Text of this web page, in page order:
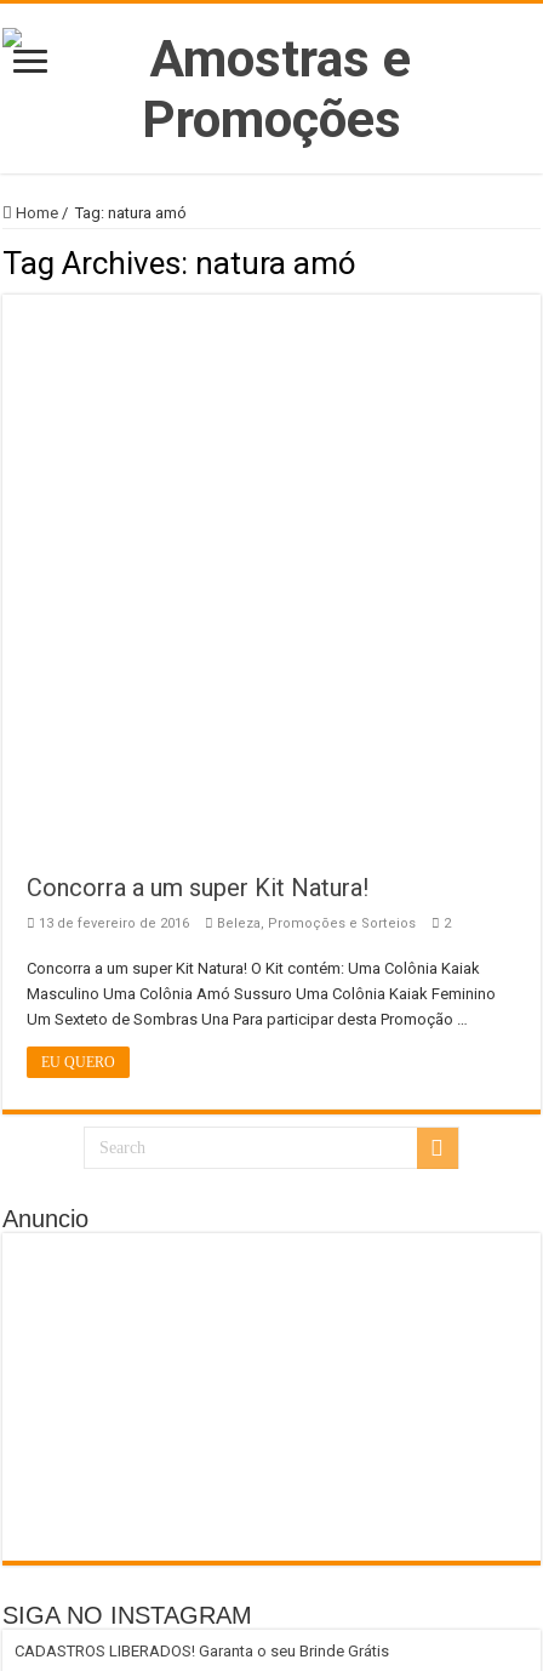
Home / Tag:natura amó
Tag Archives: natura amó
Concorra a um super Kit Natura!
13 de fevereiro de 2016 Beleza, Promoções e Sorteios 2
Concorra a um super Kit Natura! O Kit contém: Uma Colônia Kaiak
Masculino Uma Colônia Amó Sussuro Uma Colônia Kaiak Feminino
Um Sexteto de Sombras Una Para participar desta Promoção …
EU QUERO
Anuncio
SIGA NO INSTAGRAM
CADASTROS LIBERADOS! Garanta o seu Brinde Grátis